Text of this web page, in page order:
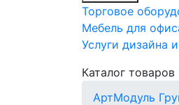
Торговое
Мебель для
Услуги дизайна
Каталог товаров
АртМодуль